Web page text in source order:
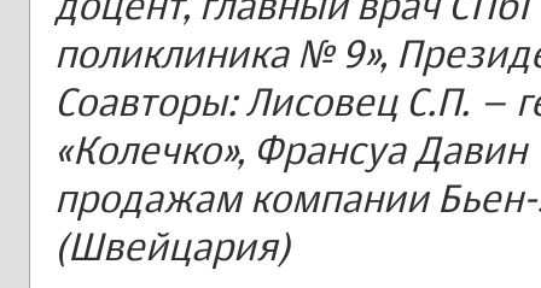
поликлиника № 9»,
Соавторы: Лисовец С.П. –
«Колечко», Франсуа
продажам компании
(Швейцария)